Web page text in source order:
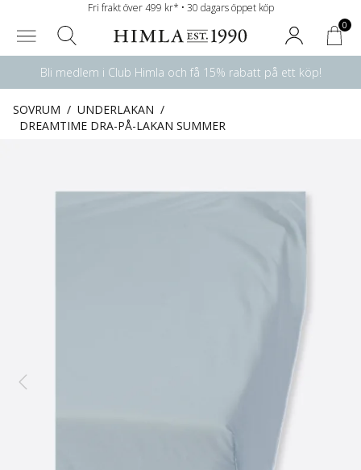
Fri frakt över 499 kr* • 30 dagars öppet köp
0
Bli medlem i Club Himla och få 15% rabatt på ett köp!
SOVRUM / UNDERLAKAN /
DREAMTIME DRA-PÅ-LAKAN SUMMER